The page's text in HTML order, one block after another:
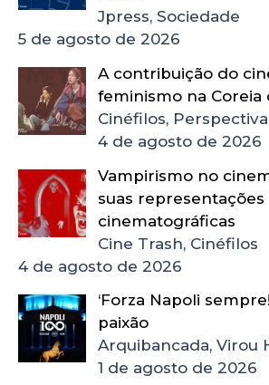
Jpress, Sociedade
5 de agosto de 2026
A contribuição do
feminismo na Coreia
Cinéfilos, Perspectiva
4 de agosto de 2026
Vampirismo no
suas representações
cinematográficas
Cine Trash, Cinéfilos
4 de agosto de 2026
‘Forza Napoli
paixão
Arquibancada, Virou
1 de agosto de 2026